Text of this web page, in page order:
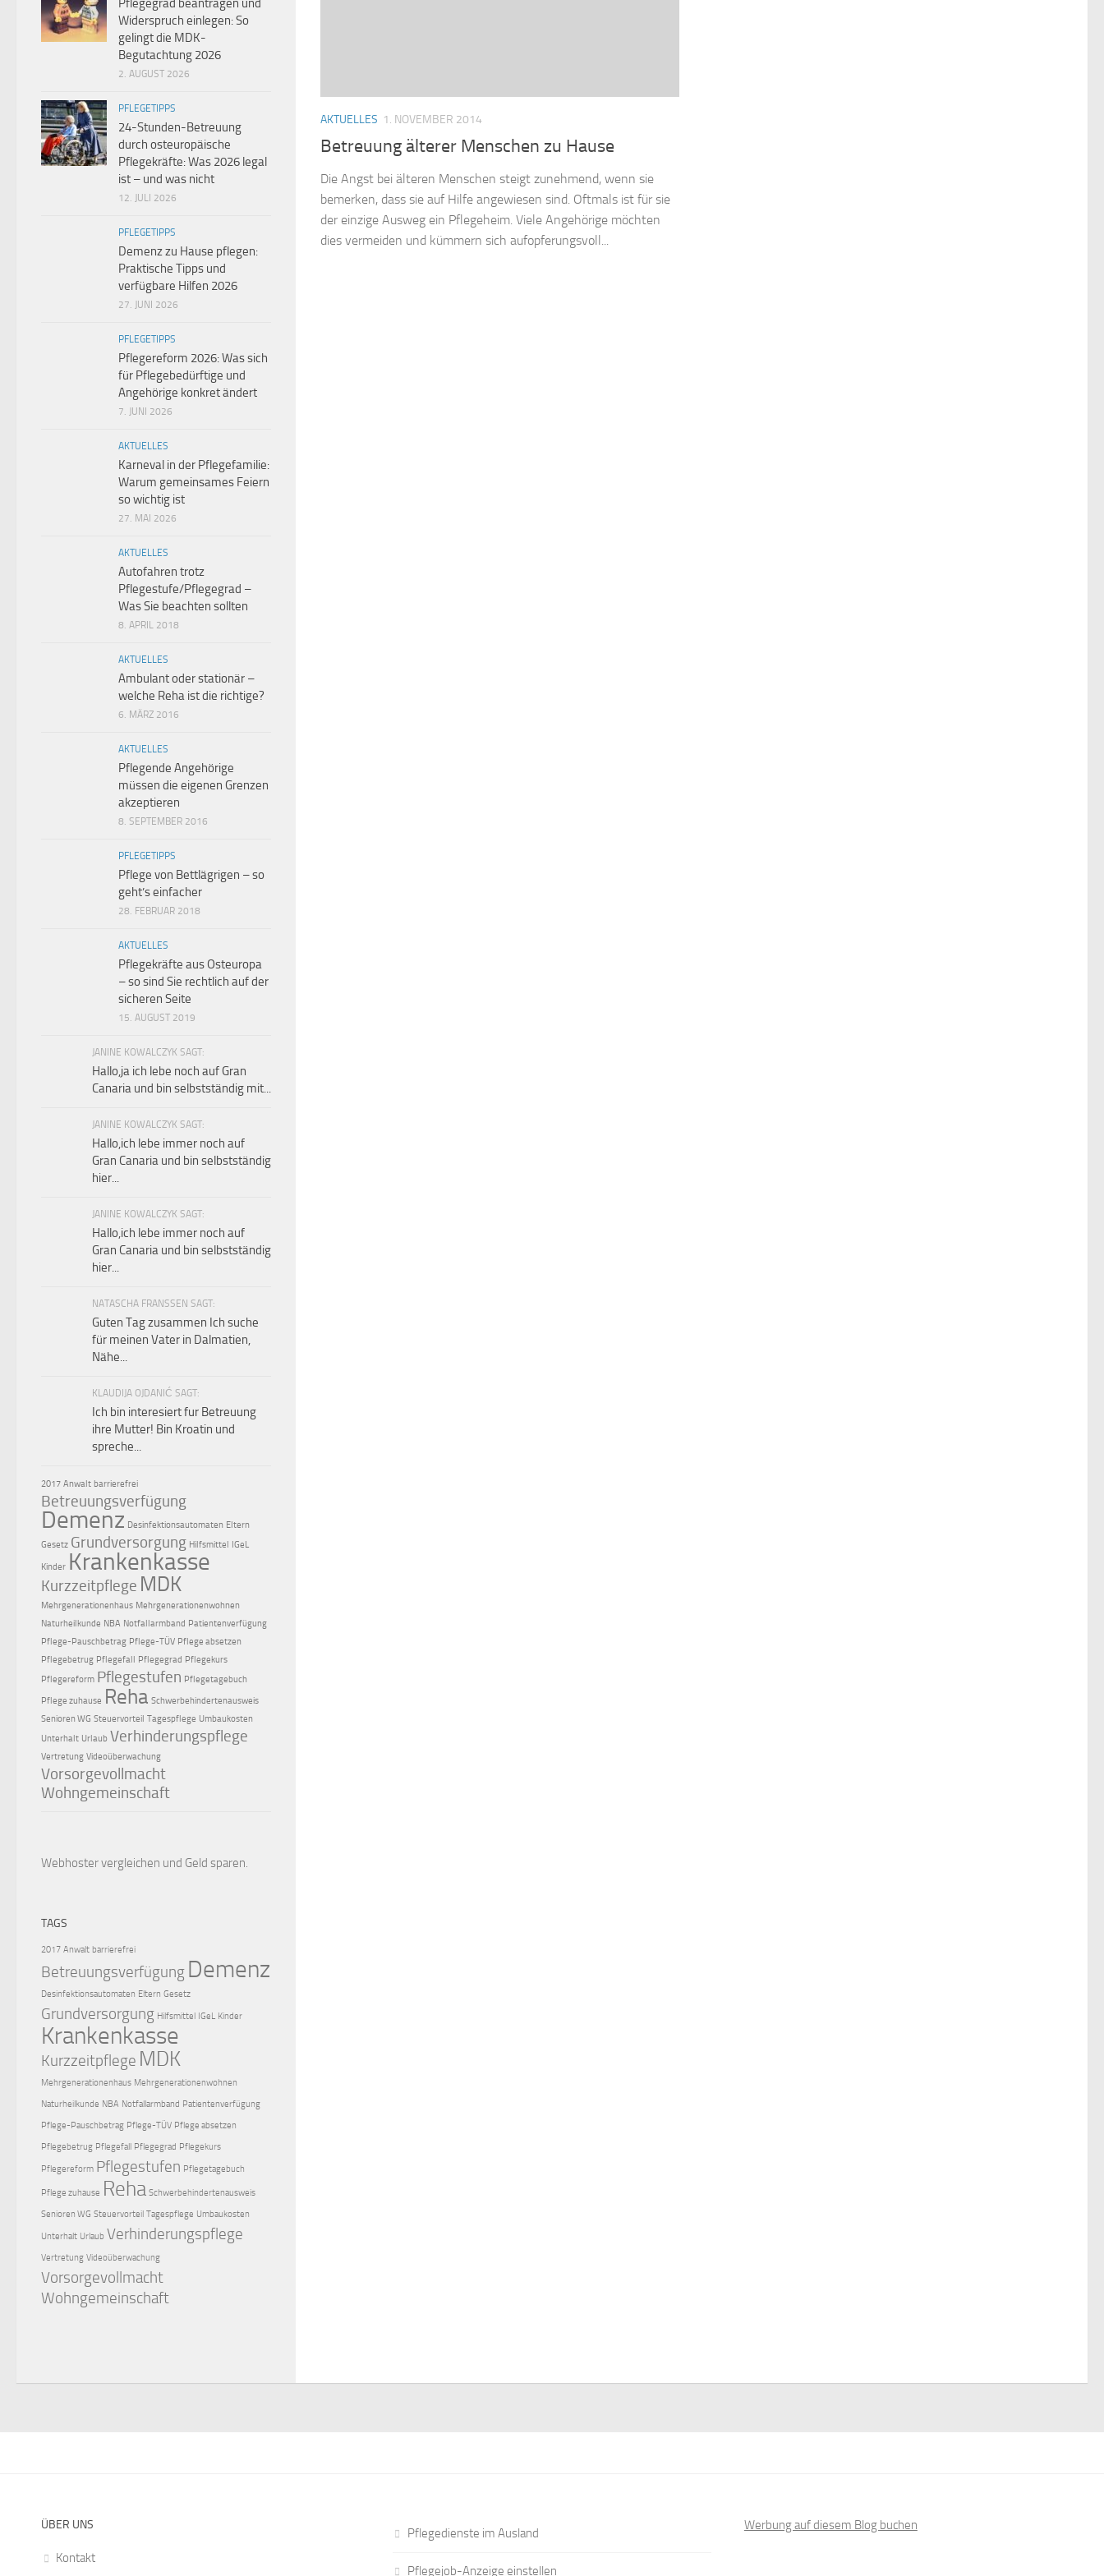
AKTUELLES 1. NOVEMBER 2014
Betreuung älterer Menschen zu Hause
Die Angst bei älteren Menschen steigt zunehmend, wenn sie
bemerken, dass sie auf Hilfe angewiesen sind. Oftmals ist für sie
der einzige Ausweg ein Pflegeheim. Viele Angehörige möchten
dies vermeiden und kümmern sich aufopferungsvoll...
Pflegegrad beantragen und
Widerspruch einlegen: So
gelingt die MDK-
Begutachtung 2026
2. AUGUST 2026
PFLEGETIPPS
24-Stunden-Betreuung
durch osteuropäische
Pflegekräfte: Was 2026 legal
ist – und was nicht
12. JULI 2026
PFLEGETIPPS
Demenz zu Hause pflegen:
Praktische Tipps und
verfügbare Hilfen 2026
27. JUNI 2026
PFLEGETIPPS
Pflegereform 2026: Was sich
für Pflegebedürftige und
Angehörige konkret ändert
7. JUNI 2026
AKTUELLES
Karneval in der Pflegefamilie:
Warum gemeinsames Feiern
so wichtig ist
27. MAI 2026
AKTUELLES
Autofahren trotz
Pflegestufe/Pflegegrad –
Was Sie beachten sollten
8. APRIL 2018
AKTUELLES
Ambulant oder stationär –
welche Reha ist die richtige?
6. MÄRZ 2016
AKTUELLES
Pflegende Angehörige
müssen die eigenen Grenzen
akzeptieren
8. SEPTEMBER 2016
PFLEGETIPPS
Pflege von Bettlägrigen – so
geht’s einfacher
28. FEBRUAR 2018
AKTUELLES
Pflegekräfte aus Osteuropa
– so sind Sie rechtlich auf der
sicheren Seite
15. AUGUST 2019
JANINE KOWALCZYK SAGT:
Hallo,ja ich lebe noch auf Gran
Canaria und bin selbstständig mit...
JANINE KOWALCZYK SAGT:
Hallo,ich lebe immer noch auf
Gran Canaria und bin selbstständig
hier...
JANINE KOWALCZYK SAGT:
Hallo,ich lebe immer noch auf
Gran Canaria und bin selbstständig
hier...
NATASCHA FRANSSEN SAGT:
Guten Tag zusammen Ich suche
für meinen Vater in Dalmatien,
Nähe...
KLAUDIJA OJDANIĆ SAGT:
Ich bin interesiert fur Betreuung
ihre Mutter! Bin Kroatin und
spreche...
2017 Anwalt barrierefrei
Betreuungsverfügung
Demenz Desinfektionsautomaten Eltern
Gesetz Grundversorgung Hilfsmittel IGeL
Kinder Krankenkasse
Kurzzeitpflege MDK
Mehrgenerationenhaus Mehrgenerationenwohnen
Naturheilkunde NBA Notfallarmband Patientenverfügung
Pflege-Pauschbetrag Pflege-TÜV Pflege absetzen
Pflegebetrug Pflegefall Pflegegrad Pflegekurs
Pflegereform Pflegestufen Pflegetagebuch
Pflege zuhause Reha Schwerbehindertenausweis
Senioren WG Steuervorteil Tagespflege Umbaukosten
Unterhalt Urlaub Verhinderungspflege
Vertretung Videoüberwachung
Vorsorgevollmacht
Wohngemeinschaft
Webhoster vergleichen und Geld sparen.
TAGS
2017 Anwalt barrierefrei
Betreuungsverfügung Demenz
Desinfektionsautomaten Eltern Gesetz
Grundversorgung Hilfsmittel IGeL Kinder
Krankenkasse
Kurzzeitpflege MDK
Mehrgenerationenhaus Mehrgenerationenwohnen
Naturheilkunde NBA Notfallarmband Patientenverfügung
Pflege-Pauschbetrag Pflege-TÜV Pflege absetzen
Pflegebetrug Pflegefall Pflegegrad Pflegekurs
Pflegereform Pflegestufen Pflegetagebuch
Pflege zuhause Reha Schwerbehindertenausweis
Senioren WG Steuervorteil Tagespflege Umbaukosten
Unterhalt Urlaub Verhinderungspflege
Vertretung Videoüberwachung
Vorsorgevollmacht
Wohngemeinschaft
ÜBER UNS
Kontakt
Pflegedienste im Ausland
Pflegejob-Anzeige einstellen
Werbung auf diesem Blog buchen